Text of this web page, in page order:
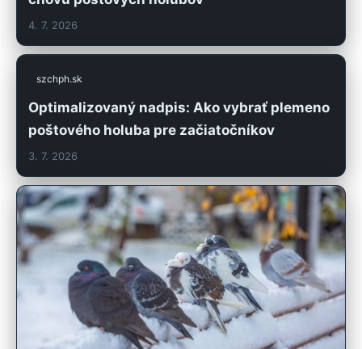
4. 7. 2026
szchph.sk
Optimalizovaný nadpis: Ako vybrať plemeno
poštového holuba pre začiatočníkov
3. 7. 2026